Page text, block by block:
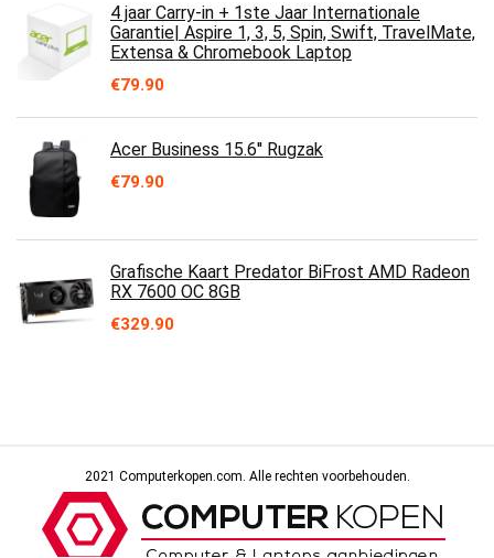
4 jaar Carry-in + 1ste Jaar Internationale
Garantie| Aspire 1, 3, 5, Spin, Swift, TravelMate,
Extensa & Chromebook Laptop
€79.90
Acer Business 15.6'' Rugzak
€79.90
Grafische Kaart Predator BiFrost AMD Radeon
RX 7600 OC 8GB
€329.90
2021 Computerkopen.com. Alle rechten voorbehouden.